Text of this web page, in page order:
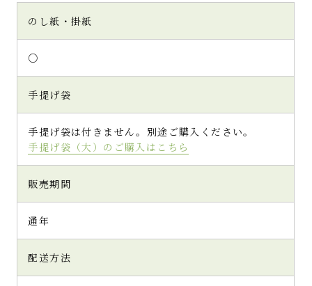
のし紙・掛紙
○
手提げ袋
手提げ袋は付きません。別途ご購入ください。
手提げ袋（大）のご購入はこちら
販売期間
通年
配送方法